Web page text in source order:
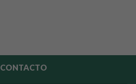
CONTACTO